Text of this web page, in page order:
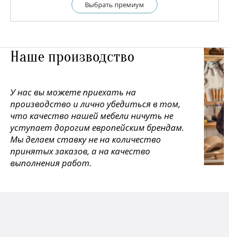
Выбрать премиум
Наше производство
У нас вы можете приехать на
производство и лично убедиться в том,
что качество нашей мебели ничуть не
уступает дорогим европейским брендам.
Мы делаем ставку не на количество
принятых заказов, а на качество
выполнения работ.